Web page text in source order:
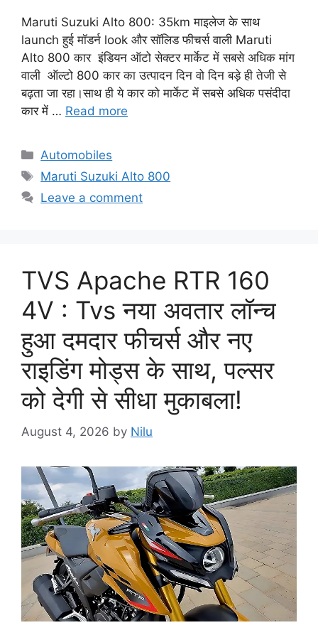
Maruti Suzuki Alto 800: 35km माइलेज के साथ
launch हुई मॉडर्न look और सॉलिड फीचर्स वाली Maruti
Alto 800 कार इंडियन ऑटो सेक्टर मार्केट में सबसे अधिक मांग
वाली ऑल्टो 800 कार का उत्पादन दिन वो दिन बड़े ही तेजी से
बढ़ता जा रहा।साथ ही ये कार को मार्केट में सबसे अधिक पसंदीदा
कार में … Read more
Categories
Automobiles
Tags
Maruti Suzuki Alto 800
Leave a comment
TVS Apache RTR 160
4V : Tvs नया अवतार लॉन्च
हुआ दमदार फीचर्स और नए
राइडिंग मोड्स के साथ, पल्सर
को देगी से सीधा मुकाबला!
August 4, 2026 by Nilu